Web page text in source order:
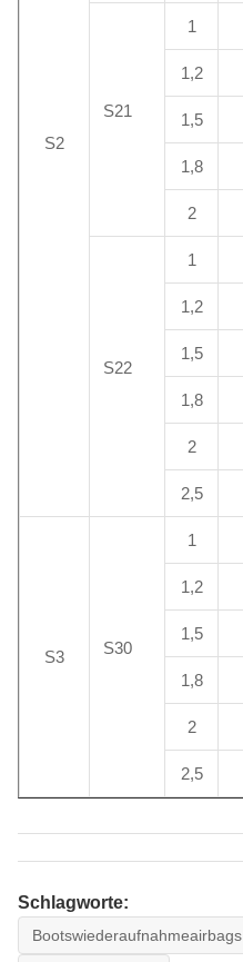
S2
S21
1
1,2
1,5
1,8
2
S22
1
1,2
1,5
1,8
2
2,5
S3 S30
1
1,2
1,5
1,8
2
2,5
Schlagworte:
Bootswiederaufnahmeairbags